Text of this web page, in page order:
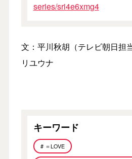
series/sri4e6xmg4
文：平川秋胡（テレビ朝日
リユウナ
キーワード
# ＝LOVE